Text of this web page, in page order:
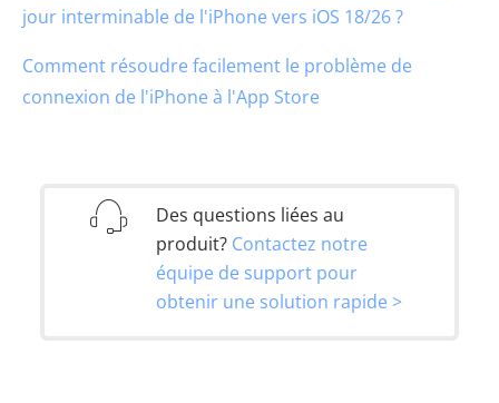
jour interminable de l'iPhone vers iOS 18/26 ?
Comment résoudre facilement le problème de
connexion de l'iPhone à l'App Store
Des questions liées au
produit? Contactez notre
équipe de support pour
obtenir une solution rapide >